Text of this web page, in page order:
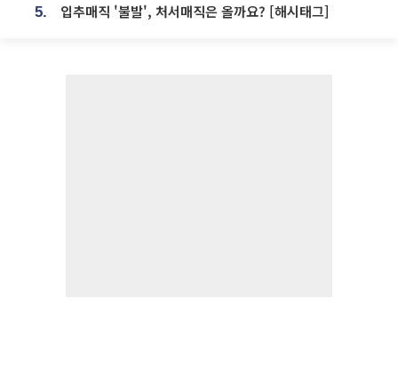
5. 입추매직 '불발', 처서매직은 올까요? [해시태그]